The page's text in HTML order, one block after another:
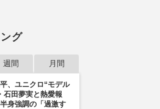
グ
週間 月間
、ユニクロ“モデル
石田夢実と熱愛報
身強調の「過激す